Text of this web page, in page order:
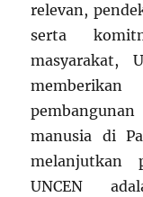
relevan,
serta
masyarakat,
manusia di
melanjutkan
UNCEN